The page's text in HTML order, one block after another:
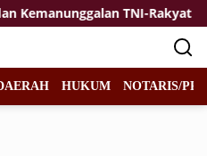
TNI-Rakyat Jadi
HUKUM NOTARIS/